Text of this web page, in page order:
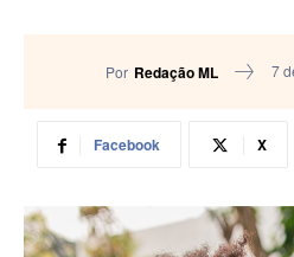
Por Redação ML 7
Facebook X